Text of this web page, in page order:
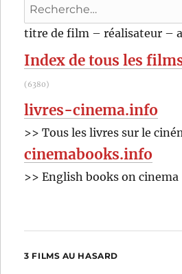
Recherche
pour
titre de film – réalisateur –
Index de tous les
(6380)
livres-cinema.info
>> Tous les livres sur le
cinemabooks.info
>> English books on cinema
3 FILMS AU HASARD